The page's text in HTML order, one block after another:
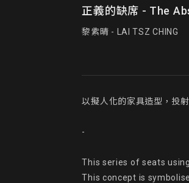
正義的缺席 - The
黎紫晴 - LAI TSZ CHING
以擬人化的家具造型，投
-
This series of seats
This concept is